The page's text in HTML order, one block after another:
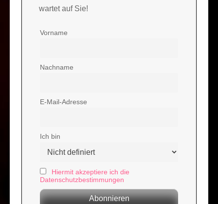
wartet auf Sie!
Vorname
Nachname
E-Mail-Adresse
Ich bin
Hiermit akzeptiere ich die
Datenschutzbestimmungen